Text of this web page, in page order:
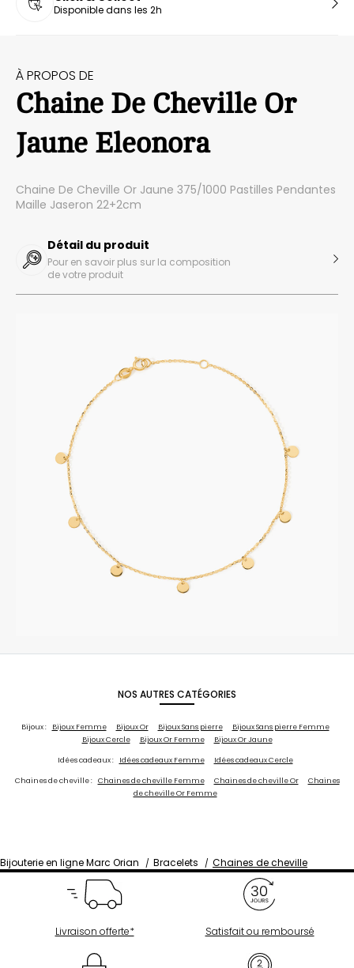
Disponible dans les 2h
À PROPOS DE
Chaine De Cheville Or
Jaune Eleonora
Chaine De Cheville Or Jaune 375/1000 Pastilles Pendantes
Maille Jaseron 22+2cm
Détail du produit
Pour en savoir plus sur la composition
de votre produit
NOS AUTRES CATÉGORIES
Bijoux : Bijoux Femme Bijoux Or Bijoux Sans pierre
Bijoux Sans pierre Femme
Bijoux Cercle
Bijoux Or Femme Bijoux Or Jaune
Idées cadeaux : Idées cadeaux Femme Idées cadeaux Cercle
Chaines de cheville : Chaines de cheville Femme Chaines de cheville Or
Chaines
de cheville Or Femme
Bijouterie en ligne Marc Orian Bracelets Chaines de cheville
Livraison offerte* Satisfait ou remboursé